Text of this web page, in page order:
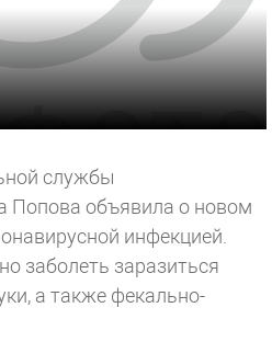
службы
Попова объявила о новом
инфекцией.
заболеть заразиться
а также фекально-